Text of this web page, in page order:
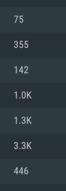
5
을 지원
은 지원
클라이
고, 최신
그래픽
미만; 최
75
355
142
1.0K
1.3K
3.3K
446